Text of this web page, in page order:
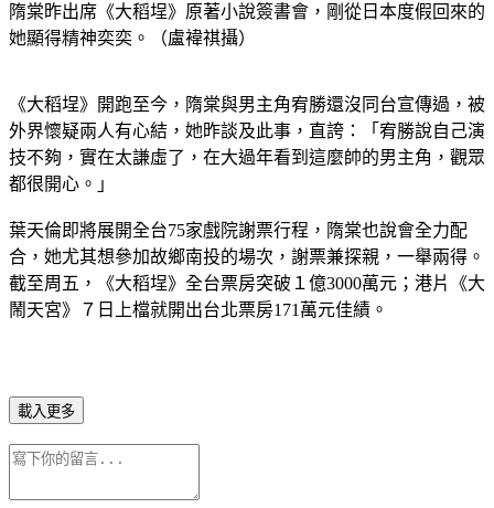
隋棠昨出席《大稻埕》原著小說簽書會，剛從日本度假回來的
她顯得精神奕奕。（盧褘祺攝）
《大稻埕》開跑至今，隋棠與男主角宥勝還沒同台宣傳過，被
外界懷疑兩人有心結，她昨談及此事，直誇：「宥勝說自己演
技不夠，實在太謙虛了，在大過年看到這麼帥的男主角，觀眾
都很開心。」
葉天倫即將展開全台75家戲院謝票行程，隋棠也說會全力配
合，她尤其想參加故鄉南投的場次，謝票兼探親，一舉兩得。
截至周五，《大稻埕》全台票房突破１億3000萬元；港片《大
鬧天宮》７日上檔就開出台北票房171萬元佳績。
載入更多